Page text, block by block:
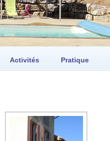
Activités Pratique